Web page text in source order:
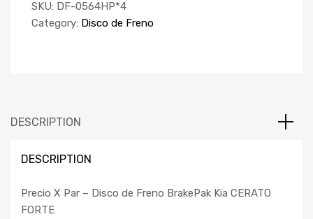
SKU: DF-0564HP*4
Category: Disco de Freno
DESCRIPTION
DESCRIPTION
Precio X Par – Disco de Freno BrakePak Kia CERATO
FORTE